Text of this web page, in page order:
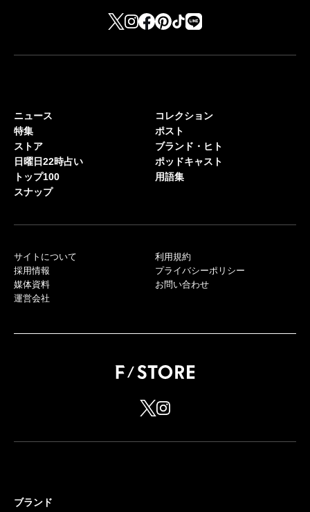
ニュース
特集
ストア
日曜日22時占い
トップ100
スナップ
コレクション
ポスト
ブランド・ヒト
ポッドキャスト
用語集
サイトについて
採用情報
媒体資料
運営会社
利用規約
プライバシーポリシー
お問い合わせ
ブランド